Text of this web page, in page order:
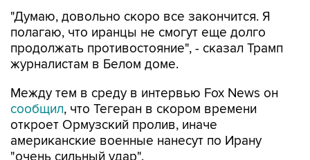
"Думаю, довольно скоро все закончится. Я
полагаю, что иранцы не смогут еще долго
продолжать противостояние", - сказал Трамп
журналистам в Белом доме.
Между тем в среду в интервью Fox News он
сообщил, что Тегеран в скором времени
откроет Ормузский пролив, иначе
американские военные нанесут по Ирану